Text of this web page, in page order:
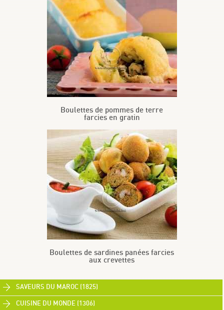
Boulettes de pommes de terre
farcies en gratin
Boulettes de sardines panées farcies
aux crevettes
SAVEURS DU MAROC (1825)
CUISINE DU MONDE (1306)